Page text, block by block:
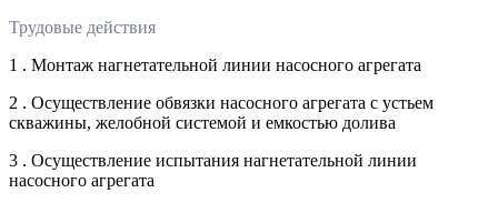
Трудовые действия
1 . Монтаж нагнетательной линии насосного агрегата
2 . Осуществление обвязки насосного агрегата с устьем
скважины, желобной системой и емкостью долива
3 . Осуществление испытания нагнетательной линии
насосного агрегата